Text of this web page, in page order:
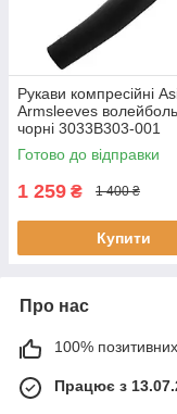
Рукави компресійні
Armsleeves
чорні 3033B303-001
Готово до відправки
1 259 ₴ 1 400 ₴
Купити
Про нас
100% позитивних
Працює з